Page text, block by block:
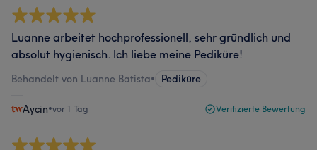
Luanne arbeitet hochprofessionell, sehr gründlich und
absolut hygienisch. Ich liebe meine Pediküre!
Behandelt von Luanne Batista• Pediküre
Aycin•vor 1 Tag Verifizierte Bewertung